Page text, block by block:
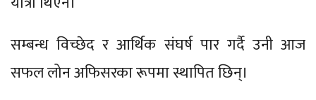
सम्बन्ध विच्छेद र आर्थिक संघर्ष पार गर्दै उनी आज
सफल लोन अफिसरका रूपमा स्थापित छिन्।